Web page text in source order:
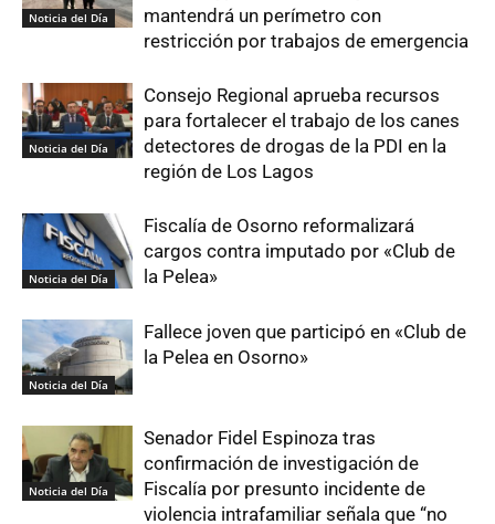
Noticia del Día
mantendrá un perímetro con
restricción por trabajos de emergencia
Noticia del Día
Consejo Regional aprueba recursos
para fortalecer el trabajo de los canes
detectores de drogas de la PDI en la
región de Los Lagos
Noticia del Día
Fiscalía de Osorno reformalizará
cargos contra imputado por «Club de
la Pelea»
Noticia del Día
Fallece joven que participó en «Club de
la Pelea en Osorno»
Noticia del Día
Senador Fidel Espinoza tras
confirmación de investigación de
Fiscalía por presunto incidente de
violencia intrafamiliar señala que “no